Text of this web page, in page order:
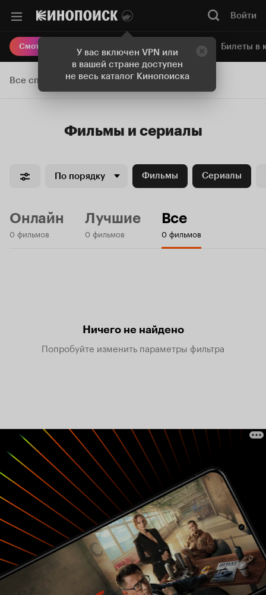
У вас включен VPN или
в вашей стране доступен
не весь каталог Кинопоиска
Войти
Смотреть кино Онлайн-кинотеатр Билеты в
Все списки
Фильмы и сериалы
По порядку Фильмы Сериалы
Онлайн
0 фильмов
Лучшие
0 фильмов
Все
0 фильмов
Ничего не найдено
Попробуйте изменить параметры фильтра